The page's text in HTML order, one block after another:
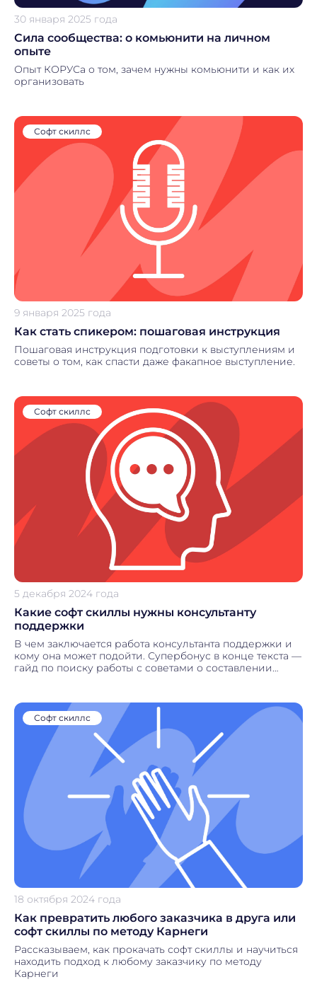
30 января 2025 года
Сила сообщества: о комьюнити на личном
опыте
Опыт КОРУСа о том, зачем нужны комьюнити и как их
организовать
Софт скиллс
9 января 2025 года
Как стать спикером: пошаговая инструкция
Пошаговая инструкция подготовки к выступлениям и
советы о том, как спасти даже факапное выступление.
Софт скиллс
5 декабря 2024 года
Какие софт скиллы нужны консультанту
поддержки
В чем заключается работа консультанта поддержки и
кому она может подойти. Супербонус в конце текста —
гайд по поиску работы с советами о составлении
Софт скиллс
18 октября 2024 года
Как превратить любого заказчика в друга или
софт скиллы по методу Карнеги
Рассказываем, как прокачать софт скиллы и научиться
находить подход к любому заказчику по методу
Карнеги